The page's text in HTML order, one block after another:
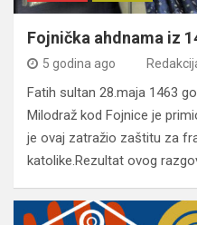
Fojnička ahdnama iz
5 godina ago
Fatih sultan 28.maja 1463
Milodraž kod Fojnice je
je ovaj zatražio zaštitu za
katolike.Rezultat ovog